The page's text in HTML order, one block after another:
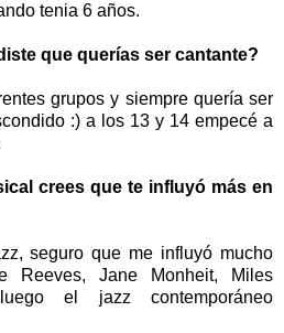
tenia 6 años.
que querías ser cantante?
grupos y siempre quería ser
:) a los 13 y 14 empecé a
crees que te influyó más en
seguro que me influyó mucho
Reeves, Jane Monheit, Miles
el jazz contemporáneo